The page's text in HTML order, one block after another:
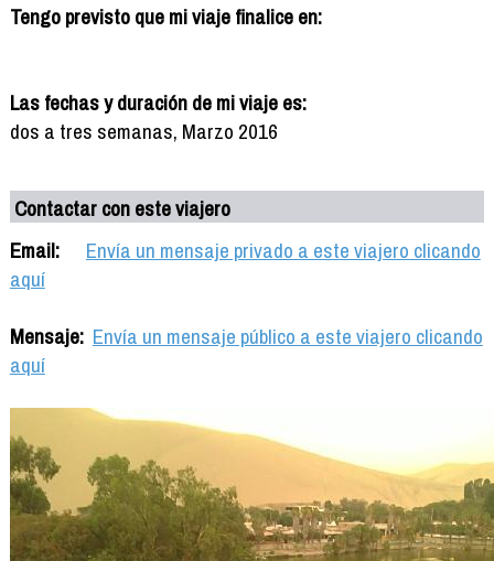
Tengo previsto que mi viaje finalice en:
Las fechas y duración de mi viaje es:
dos a tres semanas, Marzo 2016
Contactar con este viajero
Email:
Envía un mensaje privado a este viajero clicando
aquí
Mensaje: Envía un mensaje público a este viajero clicando
aquí